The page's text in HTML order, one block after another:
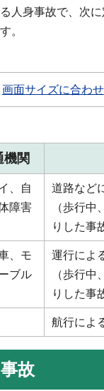
人身事故で、次
。
画面サイズに合わ
機関
、自
障害
道路など
（歩行
りした事
、モ
ブル
運行によ
（歩行
りした事
航行によ
故